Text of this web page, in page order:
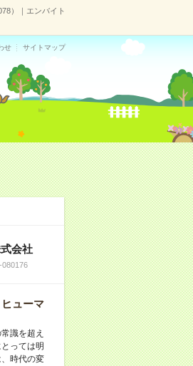
）｜エンバイト
せ サイトマップ
会社
080176
ューマ
識を超え
っては明
時代の変